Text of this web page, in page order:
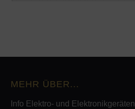
MEHR ÜBER...
Info Elektro- und Elektronikgeräten